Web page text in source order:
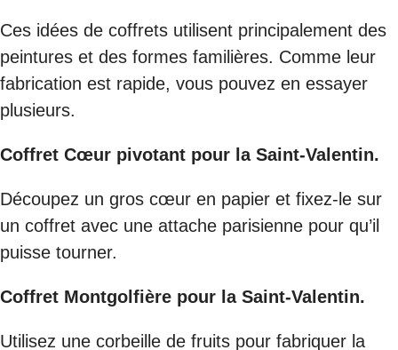
Ces idées de coffrets utilisent principalement des
peintures et des formes familières. Comme leur
fabrication est rapide, vous pouvez en essayer
plusieurs.
Coffret Cœur pivotant pour la Saint-Valentin.
Découpez un gros cœur en papier et fixez-le sur
un coffret avec une attache parisienne pour qu’il
puisse tourner.
Coffret Montgolfière pour la Saint-Valentin.
Utilisez une corbeille de fruits pour fabriquer la